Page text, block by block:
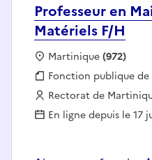
Professeur en
Matériels F/H
Localisation :
Martinique(972)
Fonction publique :
Fonction publique
Employeur :
Rectorat de
En ligne depuis le 17